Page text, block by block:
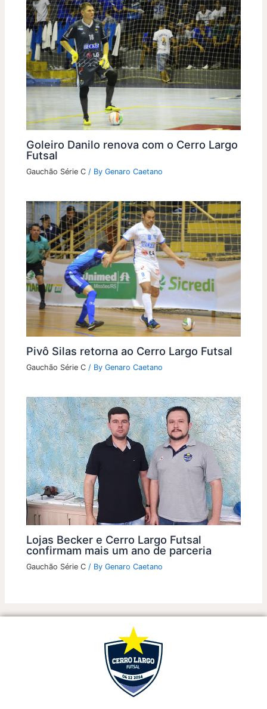
Goleiro Danilo renova com o Cerro Largo
Futsal
Gauchão Série C / ByGenaro Caetano
Pivô Silas retorna ao Cerro Largo Futsal
Gauchão Série C / ByGenaro Caetano
Lojas Becker e Cerro Largo Futsal
confirmam mais um ano de parceria
Gauchão Série C / ByGenaro Caetano